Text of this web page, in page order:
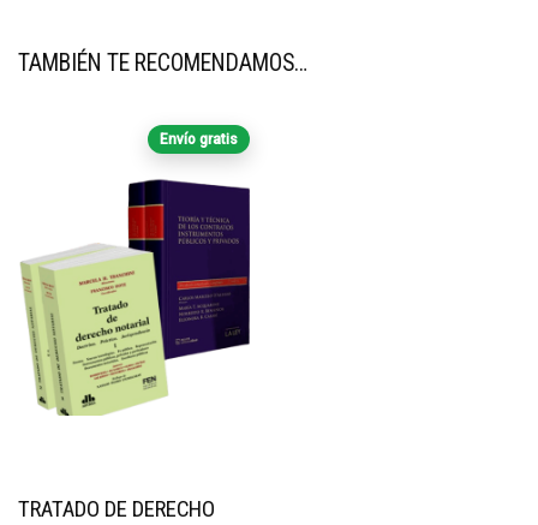
TAMBIÉN TE RECOMENDAMOS…
Envío gratis
TRATADO DE DERECHO